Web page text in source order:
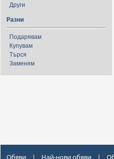
Други
Разни
Подарявам
Купувам
Търся
Заменям
Обяви | Най-нови обяви |